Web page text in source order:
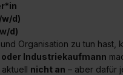
d)
d)
Organisation zu tun hast,
Industriekaufmann
nicht an – aber dafür